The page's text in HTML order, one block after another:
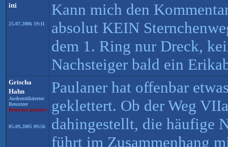
itti
25.07.2006 19:11
Kann mich den
absolut KEIN
dem 1. Ring nur Dreck,
Nachsteiger bald ein
Grischa
Hahn
Authentifizierter
Benutzer
Benutzer gesperrt
05.09.2005 09:56
Paulaner hat offenbar
geklettert. Ob der Weg
dahingestellt, die häufige
führt im Zusammenhang